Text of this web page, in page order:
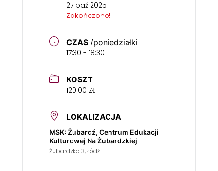
27 paź 2025
Zakończone!
CZAS /poniedziałki
17:30 - 18:30
KOSZT
120.00 ZŁ
LOKALIZACJA
MSK: Żubardź, Centrum Edukacji
Kulturowej Na Żubardzkiej
Żubardzka 3, Łódź